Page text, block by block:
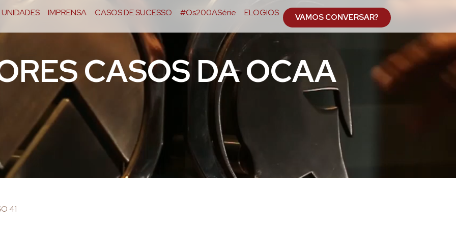
UNIDADES IMPRENSA CASOS DE SUCESSO #Os200ASérie ELOGIOS VAMOS CONVERSAR?
CASOS DA OCAA
41